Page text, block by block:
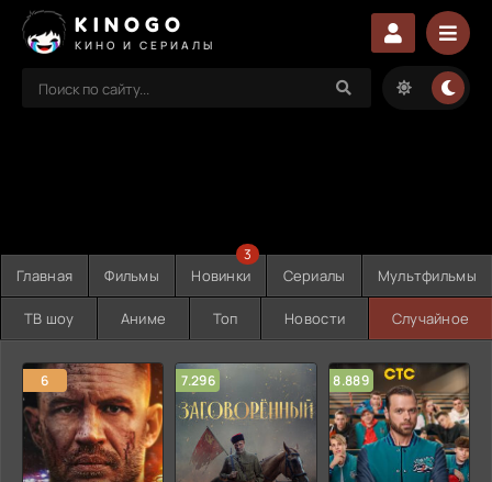
KINOGO
КИНО И СЕРИАЛЫ
Главная Фильмы Новинки
3
Сериалы Мультфильмы
ТВ шоу Аниме Топ Новости Случайное
6 7.296 8.889